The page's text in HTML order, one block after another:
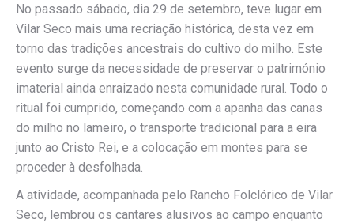
No passado sábado, dia 29 de setembro, teve lugar em
Vilar Seco mais uma recriação histórica, desta vez em
torno das tradições ancestrais do cultivo do milho. Este
evento surge da necessidade de preservar o património
imaterial ainda enraizado nesta comunidade rural. Todo o
ritual foi cumprido, começando com a apanha das canas
do milho no lameiro, o transporte tradicional para a eira
junto ao Cristo Rei, e a colocação em montes para se
proceder à desfolhada.
A atividade, acompanhada pelo Rancho Folclórico de Vilar
Seco, lembrou os cantares alusivos ao campo enquanto